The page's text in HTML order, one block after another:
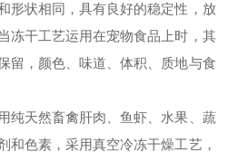
形状相同，具有良好的稳定性，放
冻干工艺运用在宠物食品上时，其
留，颜色、味道、体积、质地与食
天然畜禽肝肉、鱼虾、水果、蔬
和色素，采用真空冷冻干燥工艺，